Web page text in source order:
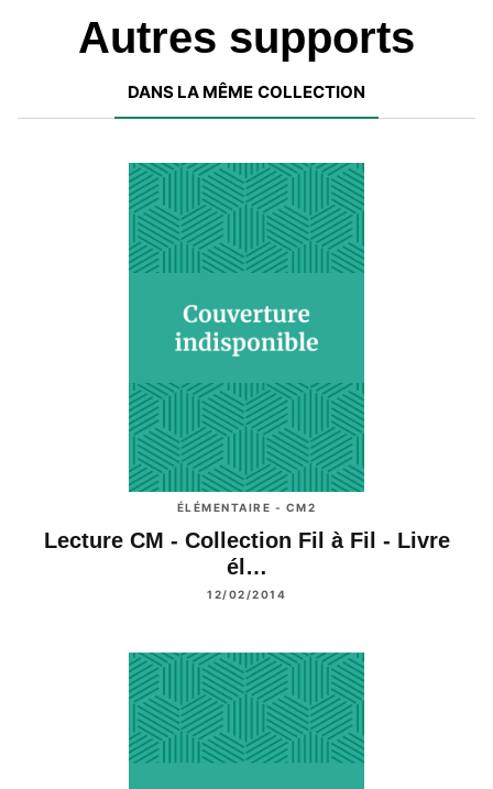
Autres supports
DANS LA MÊME COLLECTION
ÉLÉMENTAIRE - CM2
Lecture CM - Collection Fil à Fil - Livre
él…
12/02/2014